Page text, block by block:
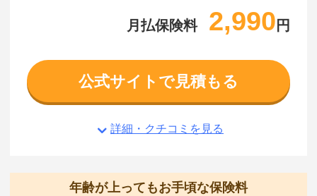
月払保険料 2,990 円
公式サイトで見積もる
詳細・クチコミを見る
年齢が上ってもお手頃な保険料